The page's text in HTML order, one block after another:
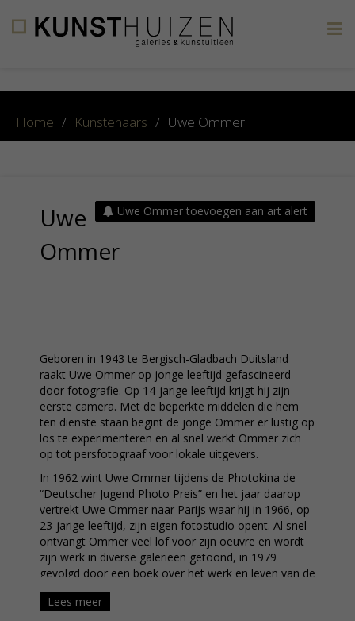
Home / Kunstenaars / Uwe Ommer
Uwe Ommer toevoegen aan art alert
Uwe
Ommer
Geboren in 1943 te Bergisch-Gladbach Duitsland
raakt Uwe Ommer op jonge leeftijd gefascineerd
door fotografie. Op 14-jarige leeftijd krijgt hij zijn
eerste camera. Met de beperkte middelen die hem
ten dienste staan begint de jonge Ommer er lustig op
los te experimenteren en al snel werkt Ommer zich
op tot persfotograaf voor lokale uitgevers.
In 1962 wint Uwe Ommer tijdens de Photokina de
“Deutscher Jugend Photo Preis” en het jaar daarop
vertrekt Uwe Ommer naar Parijs waar hij in 1966, op
23-jarige leeftijd, zijn eigen fotostudio opent. Al snel
ontvangt Ommer veel lof voor zijn oeuvre en wordt
zijn werk in diverse galerieën getoond, in 1979
gevolgd door een boek over het werk en leven van de
kunstenaar.
In 1995 besluit de succesvolle Ommer zijn leven
Lees meer